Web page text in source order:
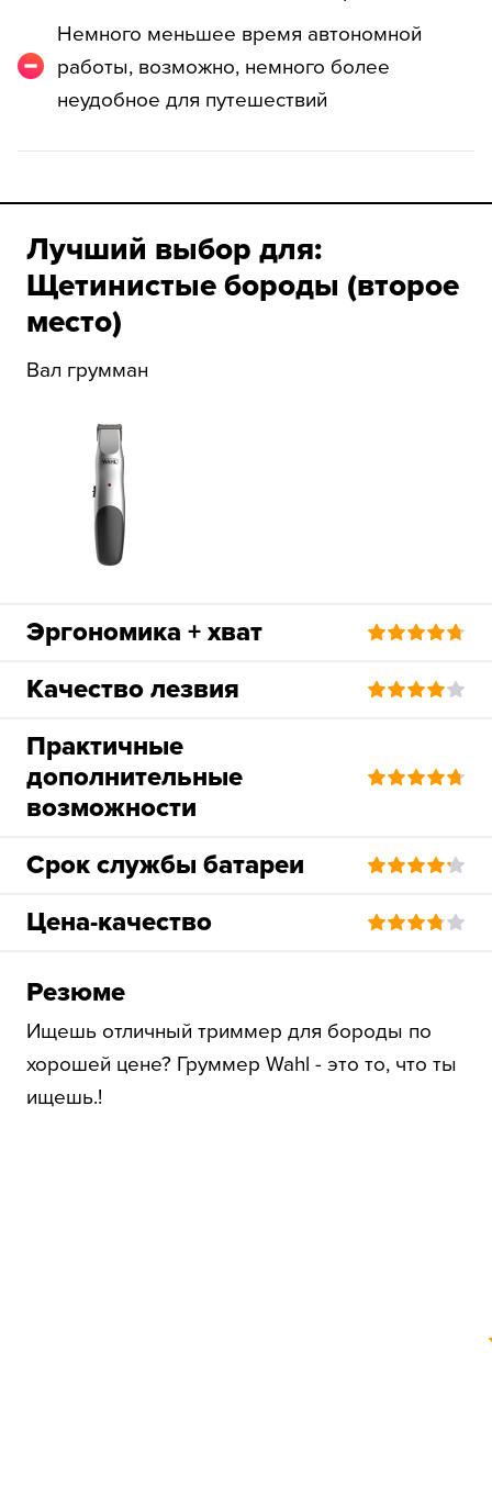
Немного меньшее время автономной
работы, возможно, немного более
неудобное для путешествий
Лучший выбор для:
Щетинистые бороды (второе
место)
Вал грумман
Эргономика + хват
Качество лезвия
Практичные
дополнительные
возможности
Срок службы батареи
Цена-качество
Резюме
Ищешь отличный триммер для бороды по
хорошей цене? Груммер Wahl - это то, что ты
ищешь.!